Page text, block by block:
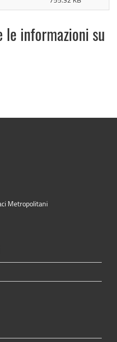
le informazioni su
Metropolitani